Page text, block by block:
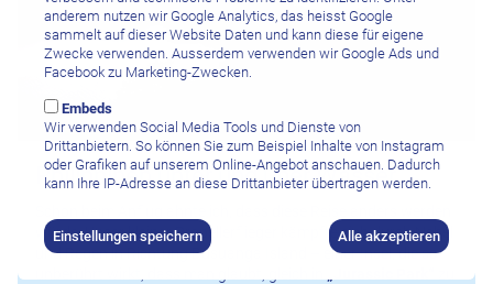
Philippinen unter und über Wasser
würde. Unser kleiner Propellerflieger kämpfte sich durch Nebel
und Regen in Richtung Busuanga Island – einer Insel, die so
anderem nutzen wir Google Analytics, das heisst Google
sammelt auf dieser Website Daten und kann diese für eigene
Zwecke verwenden. Ausserdem verwenden wir Google Ads und
Facebook zu Marketing-Zwecken.
Embeds
Wir verwenden Social Media Tools und Dienste von
Drittanbietern. So können Sie zum Beispiel Inhalte von Instagram
oder Grafiken auf unserem Online-Angebot anschauen. Dadurch
kann Ihre IP-Adresse an diese Drittanbieter übertragen werden.
Einstellungen speichern Alle akzeptieren